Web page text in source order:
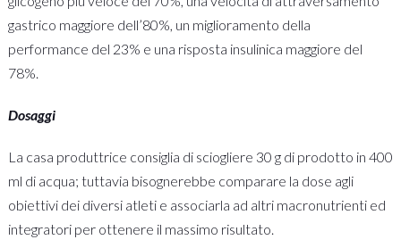
gastrico maggiore dell’80%, un miglioramento della
performance del 23% e una risposta insulinica maggiore del
78%.
Dosaggi
La casa produttrice consiglia di sciogliere 30 g di prodotto in 400
ml di acqua; tuttavia bisognerebbe comparare la dose agli
obiettivi dei diversi atleti e associarla ad altri macronutrienti ed
integratori per ottenere il massimo risultato.